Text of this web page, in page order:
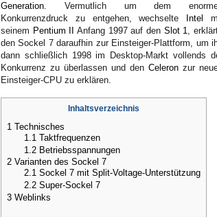
Generation. Vermutlich um dem
Konkurrenzdruck zu entgehen, wechselte
Intel
seinem Pentium II Anfang 1997 auf den Slot 1,
den Sockel 7 daraufhin zur Einsteiger-Plattform, um
dann schließlich 1998 im Desktop-Markt vollends
Konkurrenz zu überlassen und den Celeron zur
Einsteiger-CPU zu erklären.
Inhaltsverzeichnis
1 Technisches
1.1 Taktfrequenzen
1.2 Betriebsspannungen
2 Varianten des Sockel 7
2.1 Sockel 7 mit Split-Voltage-Unterstützung
2.2 Super-Sockel 7
3 Weblinks